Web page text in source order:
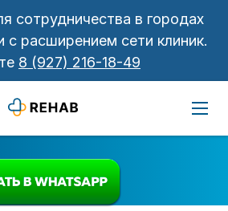
сотрудничества в городах
с расширением сети клиник.
8 (927) 216-18-49